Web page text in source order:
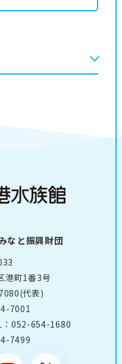
なと振興財団
港町1番3号
(代表)
7001
052-654-1680
7499